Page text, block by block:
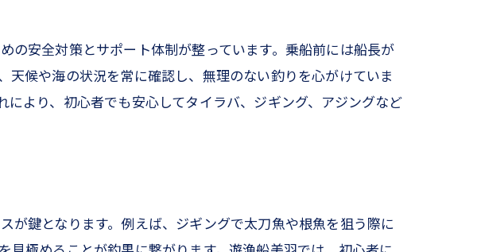
の安全対策とサポート体制が整っています。乗船前には船長が
候や海の状況を常に確認し、無理のない釣りを心がけていま
より、初心者でも安心してタイラバ、ジギング、アジングなど
が鍵となります。例えば、ジギングで太刀魚や根魚を狙う際に